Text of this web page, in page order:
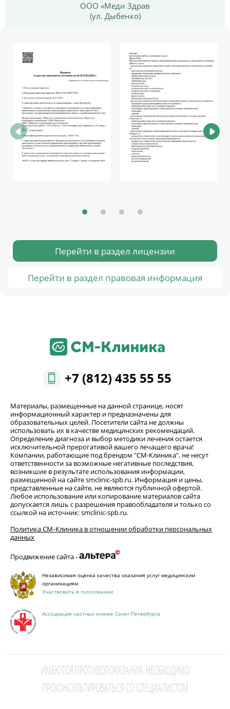
ООО «Меди Здрав
(ул. Дыбенко)
Перейти в раздел лицензии
Перейти в раздел правовая информация
+7 (812) 435 55 55
Материалы, размещенные на данной странице, носят
информационный характер и предназначены для
образовательных целей. Посетители сайта не должны
использовать их в качестве медицинских рекомендаций.
Определение диагноза и выбор методики лечения остается
исключительной прерогативой вашего лечащего врача!
Компании, работающие под брендом "СМ-Клиника", не несут
ответственности за возможные негативные последствия,
возникшие в результате использования информации,
размещенной на сайте smclinic-spb.ru. Информация и цены,
представленные на сайте, не являются публичной офертой.
Любое использование или копирование материалов сайта
допускается лишь с разрешения правообладателя и только со
ссылкой на источник: smclinic-spb.ru.
Политика СМ‑Клиника в отношении обработки персональных
данных
Продвижение сайта -
Независимая оценка качества оказания услуг медицинским
организациям
Участвовать в голосовании
Ассоциация частных клиник Санкт-Петербурга
ИМЕЮТСЯ ПРОТИВОПОКАЗАНИЯ. НЕОБХОДИМО
ПРОКОНСУЛЬТИРОВАТЬСЯ СО СПЕЦИАЛИСТОМ